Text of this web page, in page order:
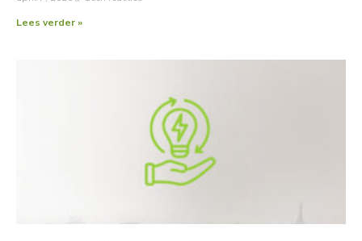
Lees verder »